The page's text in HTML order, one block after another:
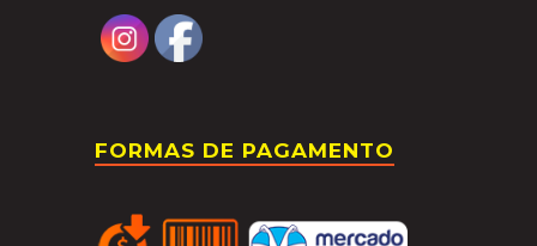
FORMAS DE PAGAMENTO